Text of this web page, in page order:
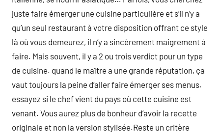
juste faire émerger une cuisine particulière et s’il n’y a
qu’un seul restaurant à votre disposition offrant ce style
là où vous demeurez, il n’y a sincèrement maigrement à
faire. Mais souvent, il y a 2 ou trois verdict pour un type
de cuisine. quand le maître a une grande réputation, ça
vaut toujours la peine d’aller faire émerger ses menus.
essayez si le chef vient du pays où cette cuisine est
venant. Vous aurez plus de bonheur d’avoir la recette
originale et non la version stylisée.Reste un critère